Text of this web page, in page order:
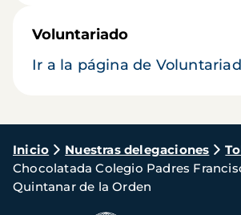
Voluntariado
Ir a la página de
Ruta
de
navegación
Inicio Nuestras delegaciones
Chocolatada Colegio Padres
Quintanar de la Orden